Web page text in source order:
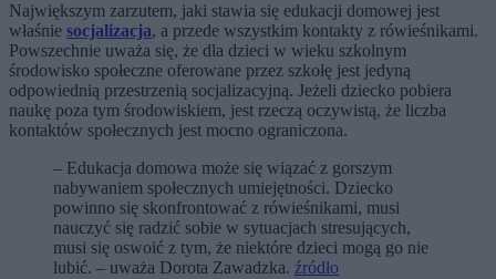
Największym zarzutem, jaki stawia się edukacji domowej jest
właśnie socjalizacja, a przede wszystkim kontakty z rówieśnikami.
Powszechnie uważa się, że dla dzieci w wieku szkolnym
środowisko społeczne oferowane przez szkołę jest jedyną
odpowiednią przestrzenią socjalizacyjną. Jeżeli dziecko pobiera
naukę poza tym środowiskiem, jest rzeczą oczywistą, że liczba
kontaktów społecznych jest mocno ograniczona.
– Edukacja domowa może się wiązać z gorszym
nabywaniem społecznych umiejętności. Dziecko
powinno się skonfrontować z rówieśnikami, musi
nauczyć się radzić sobie w sytuacjach stresujących,
musi się oswoić z tym, że niektóre dzieci mogą go nie
lubić. – uważa Dorota Zawadzka. źródło